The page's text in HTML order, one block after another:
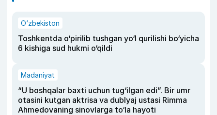
O‘zbekiston
Toshkentda o‘pirilib tushgan yo‘l qurilishi bo‘yicha
6 kishiga sud hukmi o‘qildi
Madaniyat
“U boshqalar baxti uchun tug‘ilgan edi”. Bir umr
otasini kutgan aktrisa va dublyaj ustasi Rimma
Ahmedovaning sinovlarga to‘la hayoti